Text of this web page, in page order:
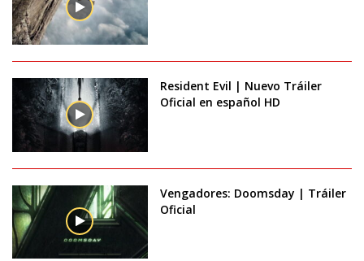
Resident Evil | Nuevo Tráiler
Oficial en español HD
Vengadores: Doomsday | Tráiler
Oficial